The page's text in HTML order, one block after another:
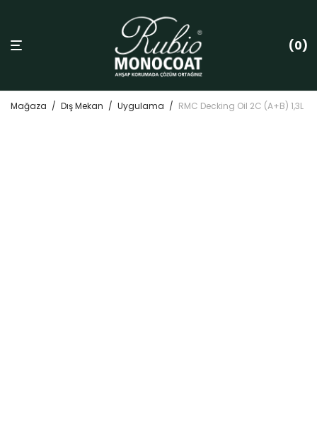
0
Mağaza / Dış Mekan / Uygulama / RMC Decking Oil 2C (A+B) 1,3L